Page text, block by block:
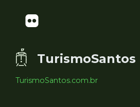
TurismoSantos
TurismoSantos.com.br